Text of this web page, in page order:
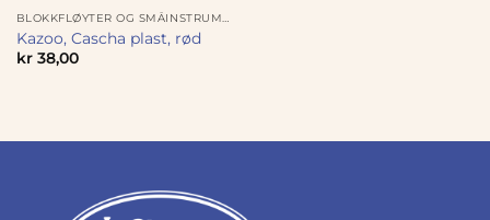
BLOKKFLØYTER OG SMÅINSTRUMENTER
Kazoo, Cascha plast, rød
kr38,00